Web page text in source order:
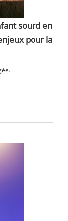
sourd en
pour la